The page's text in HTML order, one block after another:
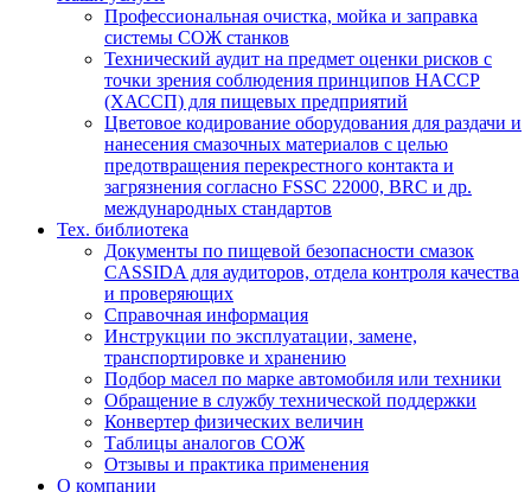
Профессиональная очистка, мойка и заправка
системы СОЖ станков
Технический аудит на предмет оценки рисков с
точки зрения соблюдения принципов HACCP
(ХАССП) для пищевых предприятий
Цветовое кодирование оборудования для раздачи и
нанесения смазочных материалов с целью
предотвращения перекрестного контакта и
загрязнения согласно FSSC 22000, BRC и др.
международных стандартов
Тех. библиотека
Документы по пищевой безопасности смазок
CASSIDA для аудиторов, отдела контроля качества
и проверяющих
Справочная информация
Инструкции по эксплуатации, замене,
транспортировке и хранению
Подбор масел по марке автомобиля или техники
Обращение в службу технической поддержки
Конвертер физических величин
Таблицы аналогов СОЖ
Отзывы и практика применения
О компании